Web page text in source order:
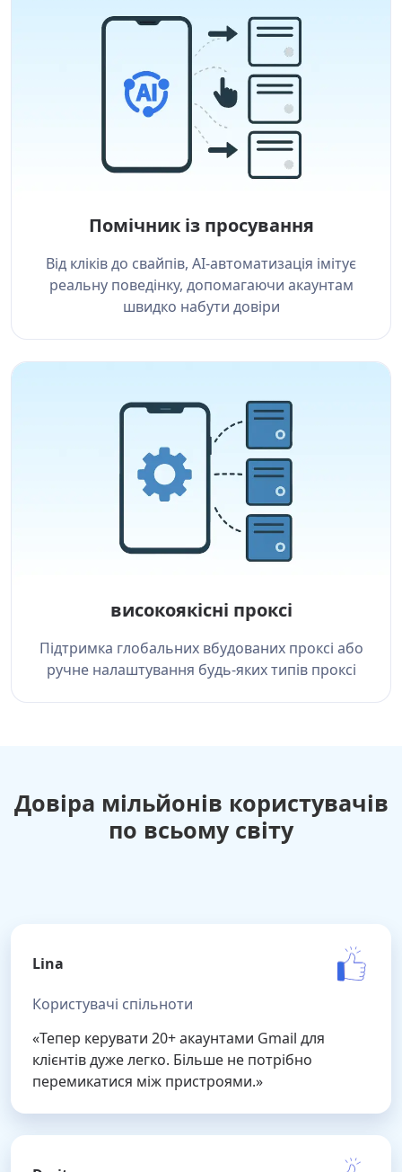
Помічник із просування
Від кліків до свайпів, AI-автоматизація імітує
реальну поведінку, допомагаючи акаунтам
швидко набути довіри
високоякісні проксі
Підтримка глобальних вбудованих проксі або
ручне налаштування будь-яких типів проксі
Довіра мільйонів користувачів
по всьому світу
Lina
Користувачі спільноти
«Тепер керувати 20+ акаунтами Gmail для
клієнтів дуже легко. Більше не потрібно
перемикатися між пристроями.»